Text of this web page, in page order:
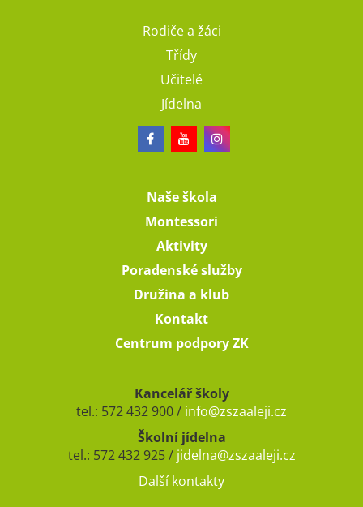
Rodiče a žáci
Třídy
Učitelé
Jídelna
Naše škola
Montessori
Aktivity
Poradenské služby
Družina a klub
Kontakt
Centrum podpory ZK
Kancelář školy
tel.: 572 432 900 / info@zszaaleji.cz
Školní jídelna
tel.: 572 432 925 / jidelna@zszaaleji.cz
Další kontakty